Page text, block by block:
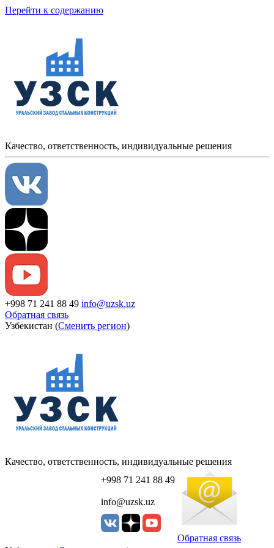
Перейти к содержанию
Качество, ответственность, индивидуальные решения
+998 71 241 88 49 info@uzsk.uz
Обратная связь
Узбекистан (Сменить регион)
Качество, ответственность, индивидуальные решения
+998 71 241 88 49
info@uzsk.uz
Обратная связь